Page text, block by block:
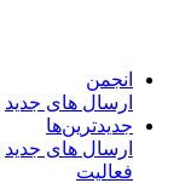
انجمن
ارسال های جدید
جدیدترین‌ها
ارسال های جدید
فعالیت